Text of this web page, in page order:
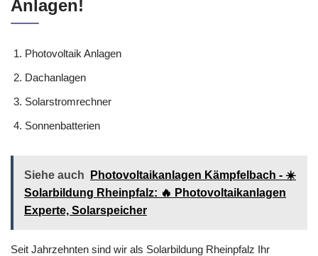
Anlagen!
Photovoltaik Anlagen
Dachanlagen
Solarstromrechner
Sonnenbatterien
Siehe auch
Photovoltaikanlagen Kämpfelbach - ☀️
Solarbildung Rheinpfalz: 🔥 Photovoltaikanlagen
Experte, Solarspeicher
Seit Jahrzehnten sind wir als Solarbildung Rheinpfalz Ihr